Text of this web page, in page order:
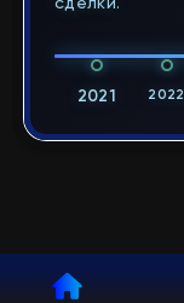
сделки.
2021 2022